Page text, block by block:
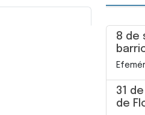
8 de
31
de